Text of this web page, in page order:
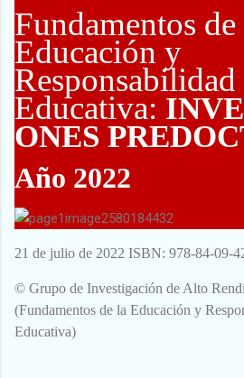
Fundamentos de
Educación y
Educativa:
ONES
Año 2022
21 de julio de 2022 ISBN: 978-84-09-
© Grupo de Investigación de Alto
(Fundamentos de la Educación y
Educativa)